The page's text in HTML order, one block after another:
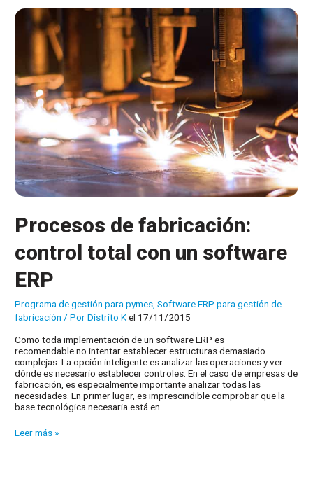
Procesos de fabricación:
control total con un software
ERP
Programa de gestión para pymes ,Software ERP para gestión de
fabricación / PorDistrito Kel 17/11/2015
Como toda implementación de un software ERP es
recomendable no intentar establecer estructuras demasiado
complejas. La opción inteligente es analizar las operaciones y ver
dónde es necesario establecer controles. En el caso de empresas de
fabricación, es especialmente importante analizar todas las
necesidades. En primer lugar, es imprescindible comprobar que la
base tecnológica necesaria está en …
Procesos
Leer más »